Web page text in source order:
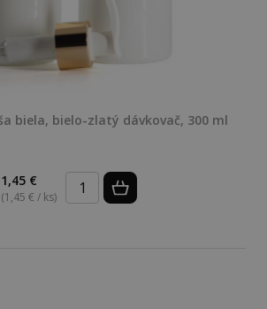
biela, bielo-zlatý dávkovač, 300 ml
1,45 €
(1,45 € / ks)